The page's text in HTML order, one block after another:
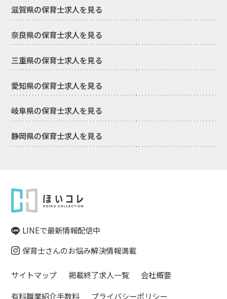
滋賀県の保育士求人を見る
奈良県の保育士求人を見る
三重県の保育士求人を見る
愛知県の保育士求人を見る
岐阜県の保育士求人を見る
静岡県の保育士求人を見る
LINEで最新情報配信中
保育士さんのお悩み解決情報満載
サイトマップ 掲載終了求人一覧
会社概要
有料職業紹介手数料
プライバシーポリシー